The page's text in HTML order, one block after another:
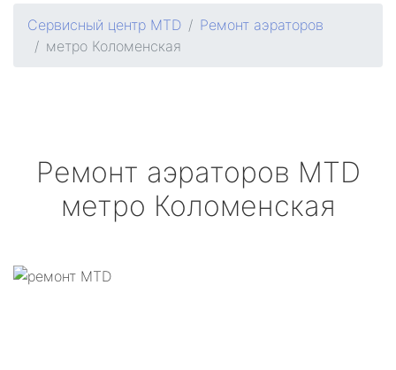
Сервисный центр MTD
Ремонт аэраторов
метро Коломенская
Ремонт аэраторов MTD
метро Коломенская